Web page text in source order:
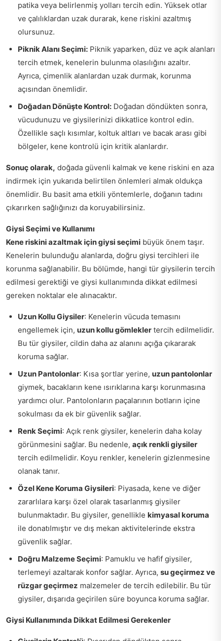
patika veya belirlenmiş yolları tercih edin. Yüksek otlar
ve çalılıklardan uzak durarak, kene riskini azaltmış
olursunuz.
Piknik Alanı Seçimi: Piknik yaparken, düz ve açık alanları
tercih etmek, kenelerin bulunma olasılığını azaltır.
Ayrıca, çimenlik alanlardan uzak durmak, korunma
açısından önemlidir.
Doğadan Dönüşte Kontrol: Doğadan döndükten sonra,
vücudunuzu ve giysilerinizi dikkatlice kontrol edin.
Özellikle saçlı kısımlar, koltuk altları ve bacak arası gibi
bölgeler, kene kontrolü için kritik alanlardır.
Sonuç olarak, doğada güvenli kalmak ve kene riskini en aza
indirmek için yukarıda belirtilen önlemleri almak oldukça
önemlidir. Bu basit ama etkili yöntemlerle, doğanın tadını
çıkarırken sağlığınızı da koruyabilirsiniz.
Giysi Seçimi ve Kullanımı
Kene riskini azaltmak için giysi seçimi büyük önem taşır.
Kenelerin bulunduğu alanlarda, doğru giysi tercihleri ile
korunma sağlanabilir. Bu bölümde, hangi tür giysilerin tercih
edilmesi gerektiği ve giysi kullanımında dikkat edilmesi
gereken noktalar ele alınacaktır.
Uzun Kollu Giysiler: Kenelerin vücuda temasını
engellemek için, uzun kollu gömlekler tercih edilmelidir.
Bu tür giysiler, cildin daha az alanını açığa çıkararak
koruma sağlar.
Uzun Pantolonlar: Kısa şortlar yerine, uzun pantolonlar
giymek, bacakların kene ısırıklarına karşı korunmasına
yardımcı olur. Pantolonların paçalarının botların içine
sokulması da ek bir güvenlik sağlar.
Renk Seçimi: Açık renk giysiler, kenelerin daha kolay
görünmesini sağlar. Bu nedenle, açık renkli giysiler
tercih edilmelidir. Koyu renkler, kenelerin gizlenmesine
olanak tanır.
Özel Kene Koruma Giysileri: Piyasada, kene ve diğer
zararlılara karşı özel olarak tasarlanmış giysiler
bulunmaktadır. Bu giysiler, genellikle kimyasal koruma
ile donatılmıştır ve dış mekan aktivitelerinde ekstra
güvenlik sağlar.
Doğru Malzeme Seçimi: Pamuklu ve hafif giysiler,
terlemeyi azaltarak konfor sağlar. Ayrıca, su geçirmez ve
rüzgar geçirmez malzemeler de tercih edilebilir. Bu tür
giysiler, dışarıda geçirilen süre boyunca koruma sağlar.
Giysi Kullanımında Dikkat Edilmesi Gerekenler